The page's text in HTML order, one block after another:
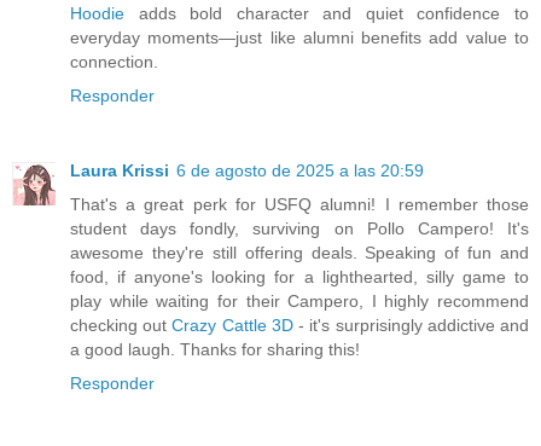
Hoodie adds bold character and quiet confidence to
everyday moments—just like alumni benefits add value to
connection.
Responder
Laura Krissi 6 de agosto de 2025 a las 20:59
That's a great perk for USFQ alumni! I remember those
student days fondly, surviving on Pollo Campero! It's
awesome they're still offering deals. Speaking of fun and
food, if anyone's looking for a lighthearted, silly game to
play while waiting for their Campero, I highly recommend
checking outCrazy Cattle 3D- it's surprisingly addictive and
a good laugh. Thanks for sharing this!
Responder